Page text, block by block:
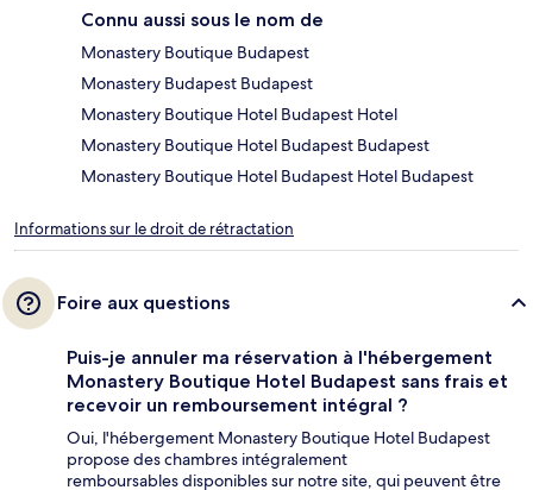
Connu aussi sous le nom de
Monastery Boutique Budapest
Monastery Budapest Budapest
Monastery Boutique Hotel Budapest Hotel
Monastery Boutique Hotel Budapest Budapest
Monastery Boutique Hotel Budapest Hotel Budapest
Informations sur le droit de rétractation
Foire aux questions
Puis-je annuler ma réservation à l'hébergement
Monastery Boutique Hotel Budapest sans frais et
recevoir un remboursement intégral ?
Oui, l'hébergement Monastery Boutique Hotel Budapest
propose des chambres intégralement
remboursables disponibles sur notre site, qui peuvent être